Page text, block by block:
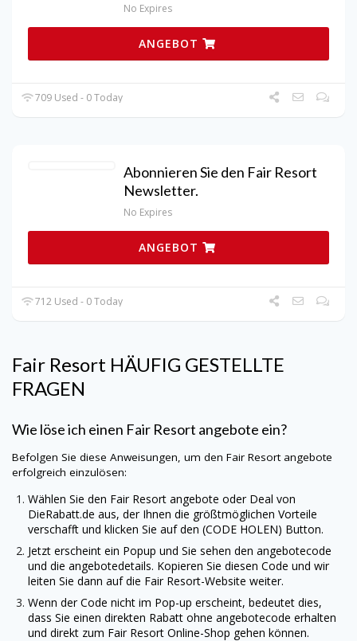
No Expires
ANGEBOT
709 Used - 0 Today
Abonnieren Sie den Fair Resort
Newsletter.
No Expires
ANGEBOT
712 Used - 0 Today
Fair Resort HÄUFIG GESTELLTE
FRAGEN
Wie löse ich einen Fair Resort angebote ein?
Befolgen Sie diese Anweisungen, um den Fair Resort angebote
erfolgreich einzulösen:
Wählen Sie den Fair Resort angebote oder Deal von
DieRabatt.de aus, der Ihnen die größtmöglichen Vorteile
verschafft und klicken Sie auf den (CODE HOLEN) Button.
Jetzt erscheint ein Popup und Sie sehen den angebotecode
und die angebotedetails. Kopieren Sie diesen Code und wir
leiten Sie dann auf die Fair Resort-Website weiter.
Wenn der Code nicht im Pop-up erscheint, bedeutet dies,
dass Sie einen direkten Rabatt ohne angebotecode erhalten
und direkt zum Fair Resort Online-Shop gehen können.